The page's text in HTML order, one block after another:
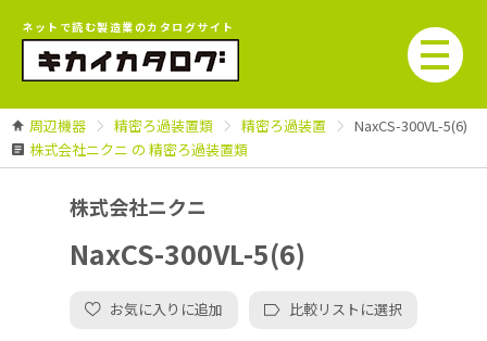
ネットで読む製造業のカタログサイト
周辺機器 精密ろ過装置類 精密ろ過装置
NaxCS-300VL-5(6)
株式会社ニクニ の 精密ろ過装置類
株式会社ニクニ
NaxCS-300VL-5(6)
お気に入りに追加 比較リストに選択